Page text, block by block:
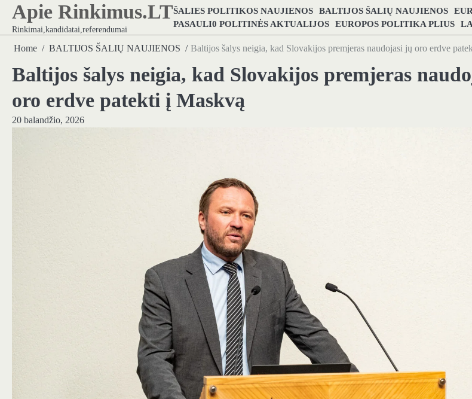
Skip
content
Apie Rinkimus.LT
Rinkimai,kandidatai,referendumai
ŠALIES POLITIKOS NAUJIENOS BALTIJOS ŠALIŲ NAUJIENOS
PASAULI0 POLITINĖS AKTUALIJOS EUROPOS POLITIKA PLIUS
Home BALTIJOS ŠALIŲ NAUJIENOS Baltijos šalys neigia, kad Slovakijos premjeras naudojasi jų oro erdve
Baltijos šalys neigia, kad Slovakijos premjeras
oro erdve patekti į Maskvą
20 balandžio, 2026